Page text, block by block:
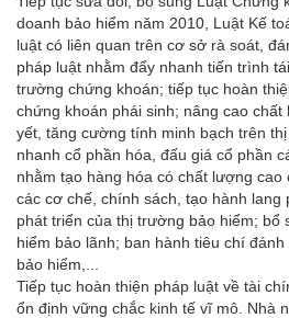
doanh bảo hiểm năm 2010, Luật Kế
luật có liên quan trên cơ sở rà soát,
pháp luật nhằm đẩy nhanh tiến trình
trường chứng khoán; tiếp tục hoàn
chứng khoán phái sinh; nâng cao
yết, tăng cường tính minh bạch trên
nhanh cổ phần hóa, đấu giá cổ phần
nhằm tạo hàng hóa có chất lượng
các cơ chế, chính sách, tạo hành lang
phát triển của thị trường bảo hiểm; bổ
hiểm bảo lãnh; ban hành tiêu chí
bảo hiểm,...
Tiếp tục hoàn thiện pháp luật về tài
ổn định vững chắc kinh tế vĩ mô. Nhà